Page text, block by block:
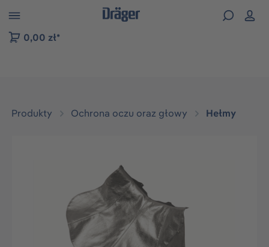
do nawigacji na platformie B2B
0,00 zł*
Produkty Ochrona oczu oraz głowy Hełmy